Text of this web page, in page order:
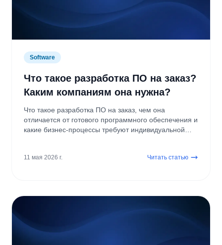
Software
Что такое разработка ПО на заказ?
Каким компаниям она нужна?
Что такое разработка ПО на заказ, чем она
отличается от готового программного обеспечения и
какие бизнес-процессы требуют индивидуальной
11 мая 2026 г. Читать статью